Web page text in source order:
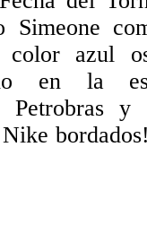
Simeone
azul
en la
y